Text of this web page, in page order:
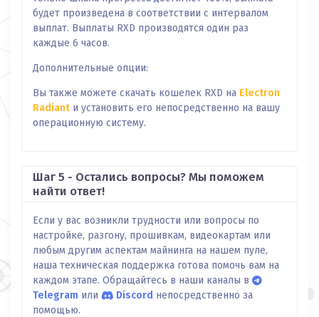
будет произведена в соответствии с интервалом
выплат. Выплаты RXD производятся один раз
каждые 6 часов.
Дополнительные опции:
Вы также можете скачать кошелек RXD на Electron
Radiantи установить его непосредственно на вашу
операционную систему.
Шаг 5 - Остались вопросы? Мы поможем
найти ответ!
Если у вас возникли трудности или вопросы по
настройке, разгону, прошивкам, видеокартам или
любым другим аспектам майнинга на нашем пуле,
наша техническая поддержка готова помочь вам на
каждом этапе. Обращайтесь в наши каналы в
Telegram или Discord непосредственно за
помощью.